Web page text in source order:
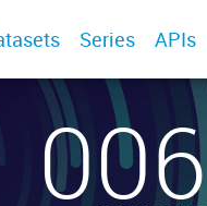
Series APIs
006